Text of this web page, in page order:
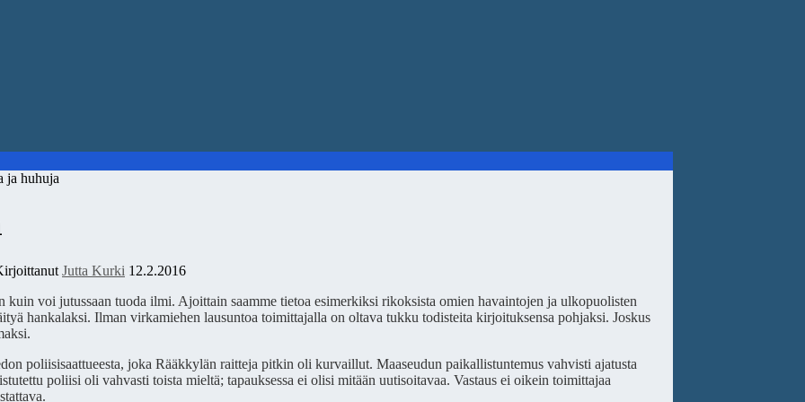
huhuja
Jutta Kurki 12.2.2016
kuin voi jutussaan tuoda ilmi. Ajoittain saamme tietoa esimerkiksi rikoksista omien havaintojen ja ulkopuolisten
hankalaksi. Ilman virkamiehen lausuntoa toimittajalla on oltava tukku todisteita kirjoituksensa pohjaksi. Joskus
poliisisaattueesta, joka Rääkkylän raitteja pitkin oli kurvaillut. Maaseudun paikallistuntemus vahvisti ajatusta
poliisi oli vahvasti toista mieltä; tapauksessa ei olisi mitään uutisoitavaa. Vastaus ei oikein toimittajaa